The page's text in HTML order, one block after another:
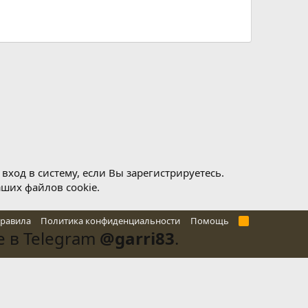
Политика конфиденциальности Помощь
R
в систему, если Вы зарегистрируетесь.
файлов cookie.
в Telegram @garri83.